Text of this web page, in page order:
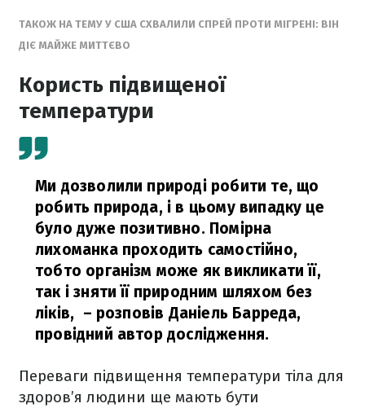
ТАКОЖ НА ТЕМУ У США СХВАЛИЛИ СПРЕЙ ПРОТИ МІГРЕНІ: ВІН
ДІЄ МАЙЖЕ МИТТЄВО
Користь підвищеної
температури
Ми дозволили природі робити те, що
робить природа, і в цьому випадку це
було дуже позитивно. Помірна
лихоманка проходить самостійно,
тобто організм може як викликати її,
так і зняти її природним шляхом без
ліків, – розповів Даніель Барреда,
провідний автор дослідження.
Переваги підвищення температури тіла для
здоров’я людини ще мають бути